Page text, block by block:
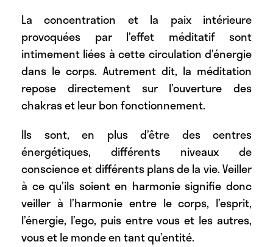
La concentration et la paix intérieure
provoquées par l’effet méditatif sont
intimement liées à cette circulation d’énergie
dans le corps. Autrement dit, la méditation
repose directement sur l’ouverture des
chakras et leur bon fonctionnement.
Ils sont, en plus d’être des centres
énergétiques, différents niveaux de
conscience et différents plans de la vie. Veiller
à ce qu’ils soient en harmonie signifie donc
veiller à l’harmonie entre le corps, l’esprit,
l’énergie, l’ego, puis entre vous et les autres,
vous et le monde en tant qu’entité.